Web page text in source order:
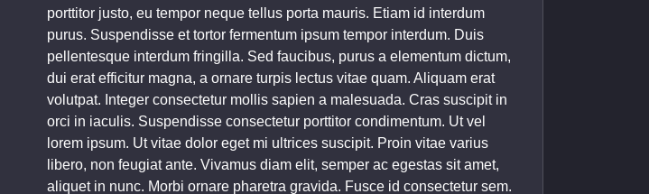
porttitor justo, eu tempor neque tellus porta mauris. Etiam id interdum
purus. Suspendisse et tortor fermentum ipsum tempor interdum. Duis
pellentesque interdum fringilla. Sed faucibus, purus a elementum dictum,
dui erat efficitur magna, a ornare turpis lectus vitae quam. Aliquam erat
volutpat. Integer consectetur mollis sapien a malesuada. Cras suscipit in
orci in iaculis. Suspendisse consectetur porttitor condimentum. Ut vel
lorem ipsum. Ut vitae dolor eget mi ultrices suscipit. Proin vitae varius
libero, non feugiat ante. Vivamus diam elit, semper ac egestas sit amet,
aliquet in nunc. Morbi ornare pharetra gravida. Fusce id consectetur sem.